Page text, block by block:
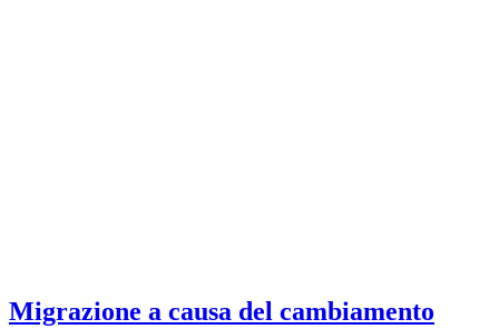
Migrazione a causa del cambiamento